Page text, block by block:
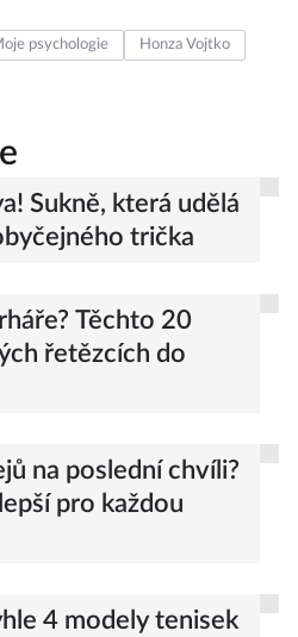
psychologie
Honza Vojtko
Sukně, která udělá
trička
Těchto 20
řetězcích do
na poslední chvíli?
pro každou
4 modely tenisek